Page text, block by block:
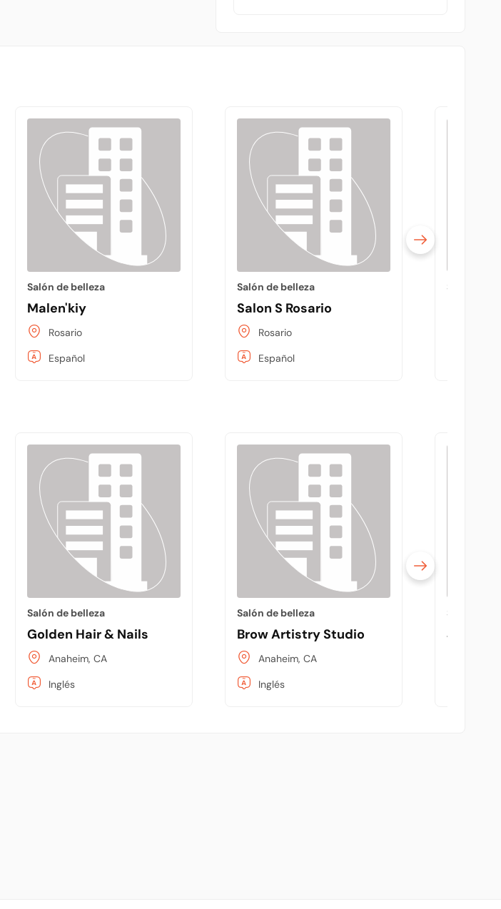
Salón de belleza
Malen'kiy
Rosario
Español
Salón de belleza
Salon S Rosario
Rosario
Español
Salón de
Salón de belleza
Golden Hair & Nails
Anaheim, CA
Inglés
Salón de belleza
Brow Artistry Studio
Anaheim, CA
Inglés
Salón de